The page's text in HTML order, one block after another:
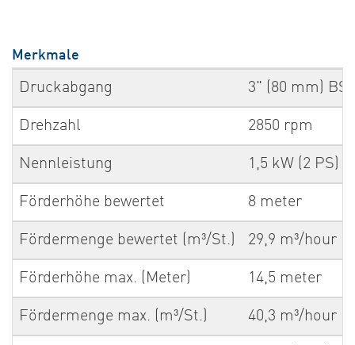
Merkmale
Druckabgang 3" (80 mm)
Drehzahl 2850 rpm
Nennleistung 1,5 kW (2 PS)
Förderhöhe bewertet 8 meter
Fördermenge bewertet (m³/St.) 29,9 m³/hour
Förderhöhe max. (Meter) 14,5 meter
Fördermenge max. (m³/St.) 40,3 m³/hour